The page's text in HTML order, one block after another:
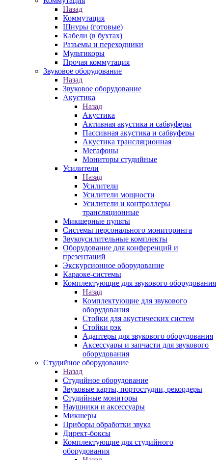
Назад
Коммутация
Шнуры (готовые)
Кабели (в бухтах)
Разъемы и переходники
Мультикоры
Прочая коммутация
Звуковое оборудование
Назад
Звуковое оборудование
Акустика
Назад
Акустика
Активная акустика и сабвуферы
Пассивная акустика и сабвуферы
Акустика трансляционная
Мегафоны
Мониторы студийные
Усилители
Назад
Усилители
Усилители мощности
Усилители и контроллеры
трансляционные
Микшерные пульты
Системы персонального мониторинга
Звукоусилительные комплекты
Оборудование для конференций и
презентаций
Экскурсионное оборудование
Караоке-системы
Комплектующие для звукового оборудования
Назад
Комплектующие для звукового
оборудования
Стойки для акустических систем
Стойки рэк
Адаптеры для звукового оборудования
Аксессуары и запчасти для звукового
оборудования
Студийное оборудование
Назад
Студийное оборудование
Звуковые карты, портостудии, рекордеры
Студийные мониторы
Наушники и аксессуары
Микшеры
Приборы обработки звука
Директ-боксы
Комплектующие для студийного
оборудования